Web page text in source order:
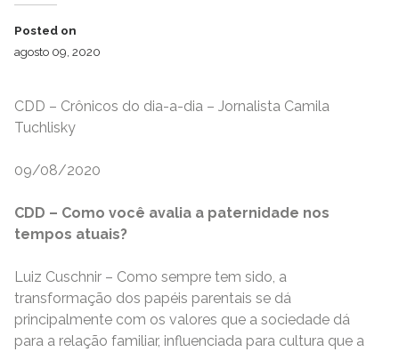
Posted on
agosto 09, 2020
CDD – Crônicos do dia-a-dia – Jornalista Camila
Tuchlisky
09/08/2020
CDD – Como você avalia a paternidade nos
tempos atuais?
Luiz Cuschnir – Como sempre tem sido, a
transformação dos papéis parentais se dá
principalmente com os valores que a sociedade dá
para a relação familiar, influenciada para cultura que a